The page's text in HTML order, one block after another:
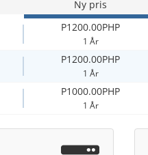
Ny pris
P1200.00PHP
1 År
P1200.00PHP
1 År
P1000.00PHP
1 År